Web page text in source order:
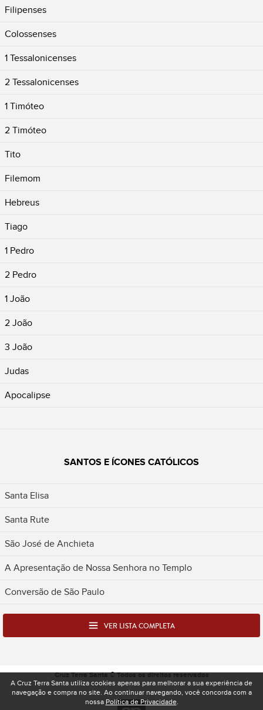
Filipenses
Colossenses
1 Tessalonicenses
2 Tessalonicenses
1 Timóteo
2 Timóteo
Tito
Filemom
Hebreus
Tiago
1 Pedro
2 Pedro
1 João
2 João
3 João
Judas
Apocalipse
SANTOS E ÍCONES CATÓLICOS
Santa Elisa
Santa Rute
São José de Anchieta
A Apresentação de Nossa Senhora no Templo
Conversão de São Paulo
VER LISTA COMPLETA
Cruz Terra Santa © Todos os direitos reservados
Desenvolvido pela Spacelab - Produtora e
A Cruz Terra Santa utiliza cookies apenas para melhorar a sua experiência de
navegação e compra no site. Ao continuar navegando, você concorda com a
nossa Política de Privacidade.